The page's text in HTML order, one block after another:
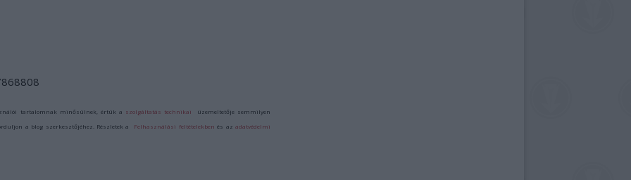
tartalomnak minősülnek, értük a szolgáltatás technikai üzemeltetője semmilyen
a blog szerkesztőjéhez. Részletek a Felhasználási feltételekben és azadatvédelmi